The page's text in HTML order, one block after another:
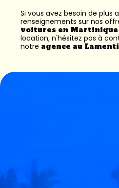
Si vous avez besoin de plus
renseignements sur nos
voitures en Martinique
location, n'hésitez pas à
notre agence au